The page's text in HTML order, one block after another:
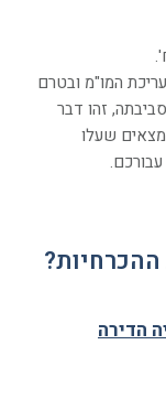
המו"מ ובטרם
זהו דבר
שעלו
הדירה